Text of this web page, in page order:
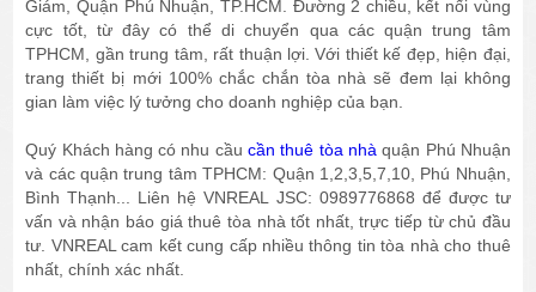
Giám, Quận Phú Nhuận, TP.HCM. Đường 2 chiều, kết nối vùng
cực tốt, từ đây có thể di chuyển qua các quận trung tâm
TPHCM, gần trung tâm, rất thuận lợi. Với thiết kế đẹp, hiện đại,
trang thiết bị mới 100% chắc chắn tòa nhà sẽ đem lại không
gian làm việc lý tưởng cho doanh nghiệp của bạn.
Quý Khách hàng có nhu cầu cần thuê tòa nhàquận Phú Nhuận
và các quận trung tâm TPHCM: Quận 1,2,3,5,7,10, Phú Nhuận,
Bình Thạnh... Liên hệ VNREAL JSC: 0989776868 để được tư
vấn và nhận báo giá thuê tòa nhà tốt nhất, trực tiếp từ chủ đầu
tư. VNREAL cam kết cung cấp nhiều thông tin tòa nhà cho thuê
nhất, chính xác nhất.